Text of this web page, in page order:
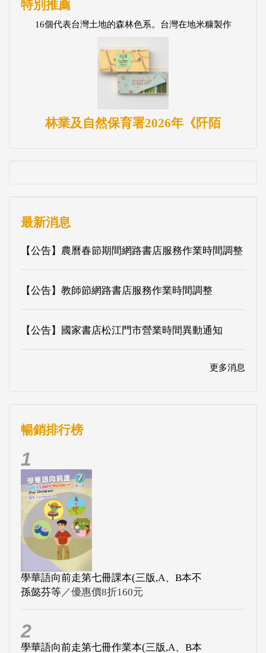
特別推薦
16個代表台灣土地的森林色系。台灣在地米糠製作
林業及自然保育署2026年《阡陌
最新消息
【公告】農曆春節期間網路書店服務作業時間調整
【公告】教師節網路書店服務作業時間調整
【公告】國家書店松江門市營業時間異動通知
更多消息
暢銷排行榜
1
學華語向前走第七冊課本(三版,A、B本不
孫懿芬等／優惠價8折160元
2
學華語向前走第七冊作業本(三版,A、B本